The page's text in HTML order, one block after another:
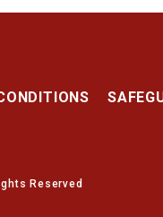
Reserved